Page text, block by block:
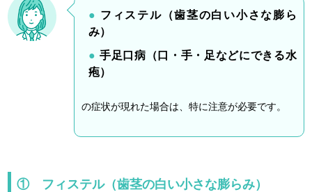
フィステル（歯茎の白い小さな膨ら
み）
手足口病（口・手・足などにできる水
疱）
の症状が現れた場合は、特に注意が必要です。
① フィステル（歯茎の白い小さな膨らみ）